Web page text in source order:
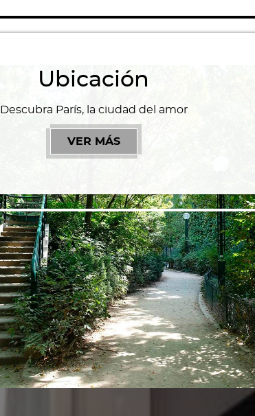
Ubicación
Descubra París, la ciudad del amor
VER MÁSUBICACIÓN